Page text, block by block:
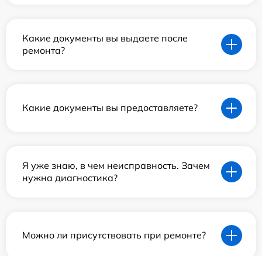
Какие документы вы выдаете после
ремонта?
Какие документы вы предоставляете?
Я уже знаю, в чем неисправность. Зачем
нужна диагностика?
Можно ли присутствовать при ремонте?